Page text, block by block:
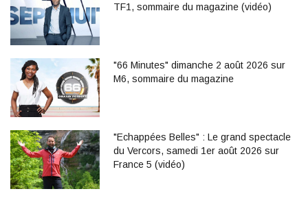
TF1, sommaire du magazine (vidéo)
"66 Minutes" dimanche 2 août 2026 sur
M6, sommaire du magazine
"Echappées Belles" : Le grand spectacle
du Vercors, samedi 1er août 2026 sur
France 5 (vidéo)